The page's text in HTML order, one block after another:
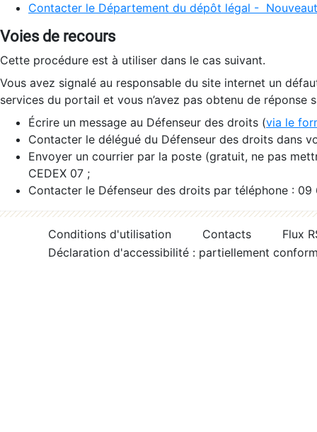
Contacter le Département du dépôt légal -
Voies de recours
Cette procédure est à utiliser dans le cas suivant.
Vous avez signalé au responsable du site internet un
services du portail et vous n’avez pas obtenu de réponse
Écrire un message au Défenseur des droits (via le
Contacter le délégué du Défenseur des droits dans
Envoyer un courrier par la poste (gratuit, ne pas
CEDEX 07 ;
Contacter le Défenseur des droits par téléphone :
Conditions d'utilisation Contacts
Flux
Déclaration d'accessibilité : partiellement